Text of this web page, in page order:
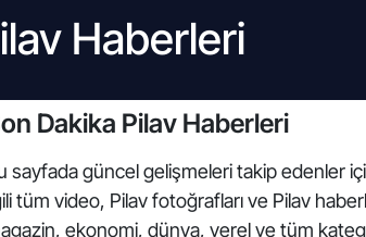
Haberleri
Dakika Pilav Haberleri
sayfada güncel gelişmeleri takip edenler
tüm video, Pilav fotoğrafları ve Pilav
ekonomi, dünya, yerel ve tüm